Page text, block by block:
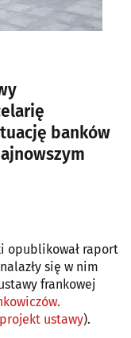
banków
opublikował raport
się w nim
frankowej
ustawy).